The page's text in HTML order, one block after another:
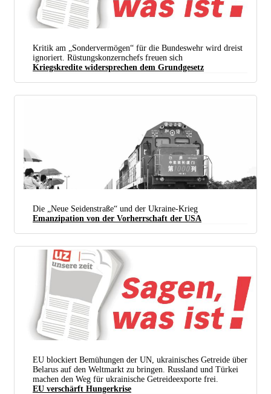
Kritik am „Sondervermögen“ für die Bundeswehr wird dreist
ignoriert. Rüstungskonzernchefs freuen sich
Kriegskredite widersprechen dem Grundgesetz
Bei der „Neuen Seidenstraße“ denkt man im Westen meist an Zugstrecken – die sind aber nur ein
kleiner Teil des Projekts. (Foto: Xinhua/Lin Shanchuan)
Die „Neue Seidenstraße“ und der Ukraine-Krieg
Emanzipation von der Vorherrschaft der USA
EU blockiert Bemühungen der UN, ukrainisches Getreide über
Belarus auf den Weltmarkt zu bringen. Russland und Türkei
machen den Weg für ukrainische Getreideexporte frei.
EU verschärft Hungerkrise